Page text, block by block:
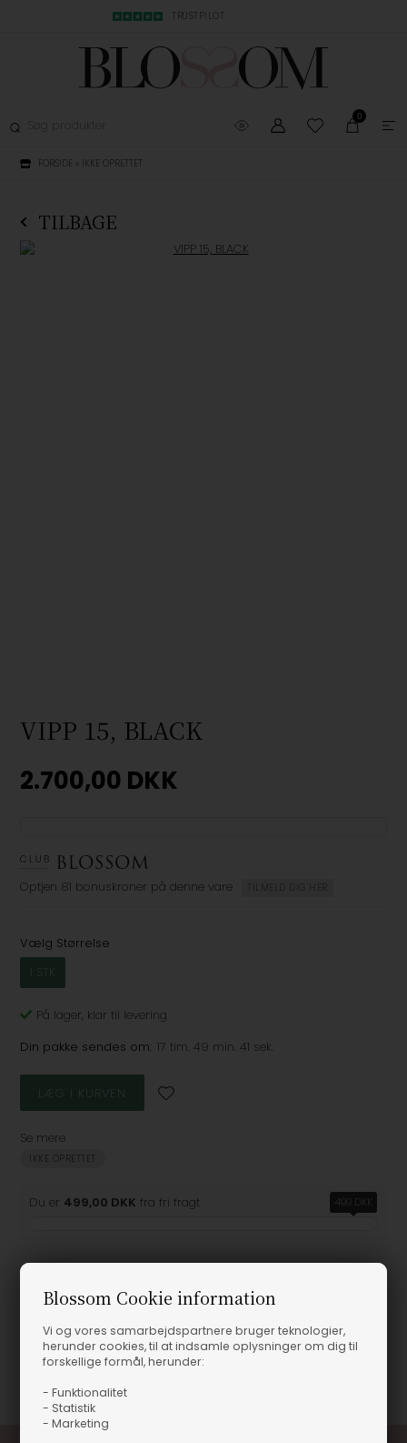
Blossom Cookie information
Vi og vores samarbejdspartnere bruger teknologier,
herunder cookies, til at indsamle oplysninger om dig til
forskellige formål, herunder:
- Funktionalitet
- Statistik
- Marketing
TRUSTPILOT
0
FORSIDE » IKKE OPRETTET
TILBAGE
VIPP 15, BLACK
2.700,00 DKK
Optjen 81 bonuskroner på denne vare TILMELD DIG HER
Vælg Størrelse
1 STK
På lager, klar til levering
Din pakke sendes om: 17 tim. 49 min. 41 sek.
Se mere
IKKE OPRETTET
Du er 499,00 DKK fra fri fragt 499 DKK
Produktinformation
Varenummer